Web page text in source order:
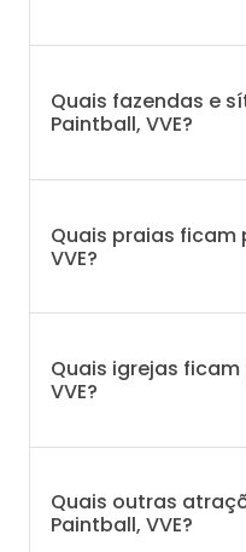
Quais fazendas e
Paintball, VVE?
Quais praias ficam
VVE?
Quais igrejas
VVE?
Quais outras
Paintball, VVE?